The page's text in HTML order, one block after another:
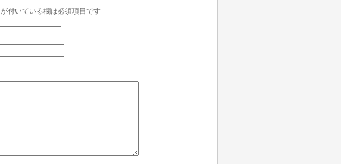
が付いている欄は必須項目です